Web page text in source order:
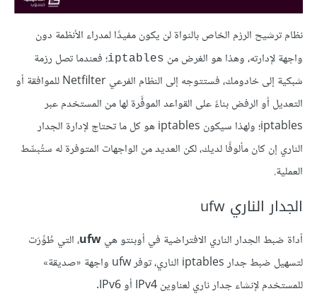
نظام ترشيح الرزم الخاص بالنواة لن يكون مفيدًا لمدراء الأنظمة دون
واجهة لإدارته، وهذا هو الغرض من iptables؛ فعندما تصل رزمة
شبكية إلى خادومك، فستتوجه إلى النظام الفرعي Netfilter للموافقة أو
التعديل أو الرفض بناءً على القواعد الموفَّرة لها من المستخدم عبر
iptables؛ ولهذا سيكون iptables هو كل ما تحتاج لإدارة الجدار
الناري إن كان مألوفًا لديك، لكن العديد من الواجهات المتوفرة له ستُبسِّط
العملية.
الجدار الناري ufw‏
أداة ضبط الجدار الناري الافتراضية في أوبنتو هيufw، التي طُوِّرَت
لتسهيل ضبط جدار iptables الناري، توفر ufw واجهة «صديقة»
للمستخدم لإنشاء جدار ناري لعناوين IPv4 أو IPv6.